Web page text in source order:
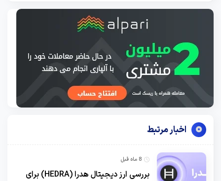
اخبار مرتبط
8 ماه قبل
بررسی ارز دیجیتال هدرا (HEDRA) برای